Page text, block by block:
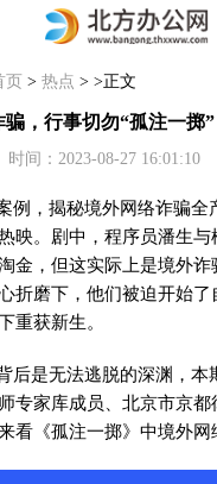
页 > 热点 > >正文
，行事切勿“孤注一掷”
间：2023-08-27 16:01:10
例，揭秘境外网络诈骗全
映。剧中，程序员潘生
金，但这实际上是境外
折磨下，他们被迫开始
重获新生。
后是无法逃脱的深渊，本
专家库成员、北京市京
看《孤注一掷》中境外网